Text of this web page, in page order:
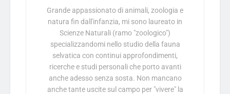
Grande appassionato di animali, zoologia e
natura fin dall'infanzia, mi sono laureato in
Scienze Naturali (ramo "zoologico")
specializzandomi nello studio della fauna
selvatica con continui approfondimenti,
ricerche e studi personali che porto avanti
anche adesso senza sosta. Non mancano
anche tante uscite sul campo per "vivere" la